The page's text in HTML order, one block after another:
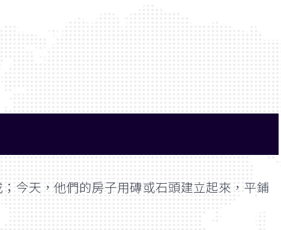
今天，他們的房子用磚或石頭建立起來，平鋪